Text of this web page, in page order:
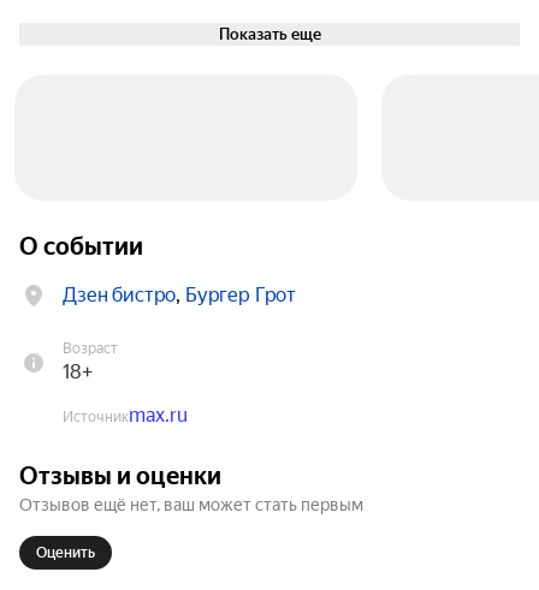
Показать еще
О событии
Дзен бистро, Бургер Грот
Возраст
18+
Источникmax.ru
Отзывы и оценки
Отзывов ещё нет, ваш может стать первым
Оценить